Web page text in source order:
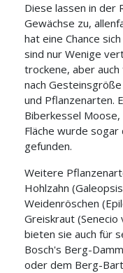
Diese lassen in der
Gewächse zu,
hat eine Chance
sind nur Wenige
trockene, aber
nach
und Pflanzenarten.
Biberkessel Moose,
Fläche wurde
gefunden.
Weitere
Hohlzahn
Weidenröschen
Greiskraut (Senecio
bieten sie auch für
Bosch's Berg-
oder dem Berg-